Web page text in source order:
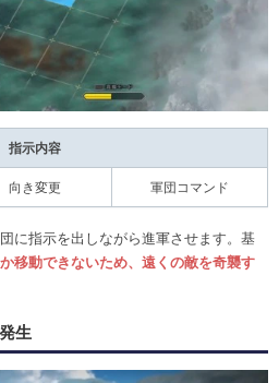
指示内容
向き変更 軍団コマンド
に指示を出しながら進軍させます。基
移動できないため、遠くの敵を奇襲す
生